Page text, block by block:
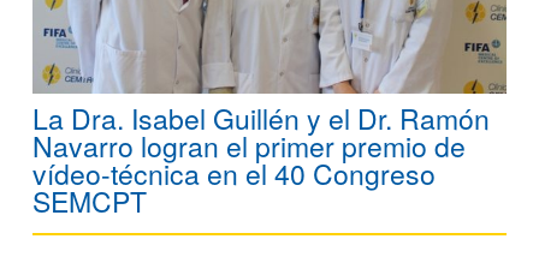
La Dra. Isabel Guillén y el Dr. Ramón
Navarro logran el primer premio de
vídeo-técnica en el 40 Congreso
SEMCPT